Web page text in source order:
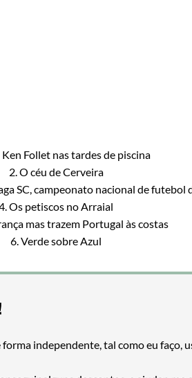
Ken Follet nas tardes de piscina
2. O céu de Cerveira
SC, campeonato nacional de futebol
Os petiscos no Arraial
mas trazem Portugal às costas
6. Verde sobre Azul
independente, tal como eu faço,